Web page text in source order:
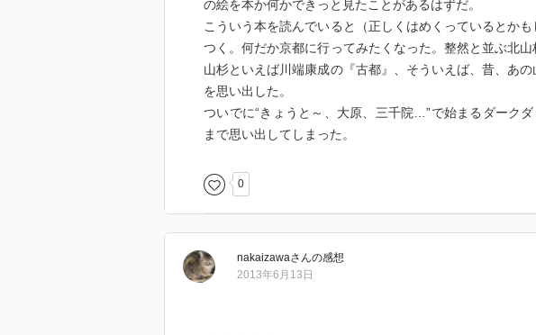
の絵を本か何かできっと見たことがあるはずだ。
こういう本を読んでいると（正しくはめくっているとか
つく。何だか京都に行ってみたくなった。整然と並ぶ北
山杉といえば川端康成の『古都』、そういえば、昔、あ
を思い出した。
ついでに“きょうと～、大原、三千院…”で始まるダークダ
まで思い出してしまった。
0
nakaizawaさんの感想
2013年6月13日